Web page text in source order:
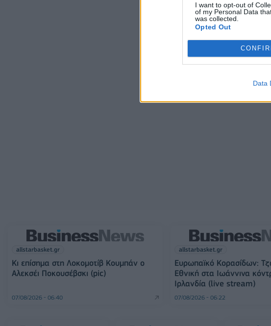
I want to opt-out of
of my Personal Data
was collected.
Opted Out
Data
allstarbasket.gr
Κι επίσημα στη Λοκομοτίβ Κουμπάν ο
Αλεκσέι Ποκουσέβσκι (pic)
07/08/2026 - 06:40
allstarbasket.gr
Ευρωπαϊκό Κορασίδων:
Εθνική στα Ιωάννινα
Ιρλανδία (live stream)
07/08/2026 - 06:22